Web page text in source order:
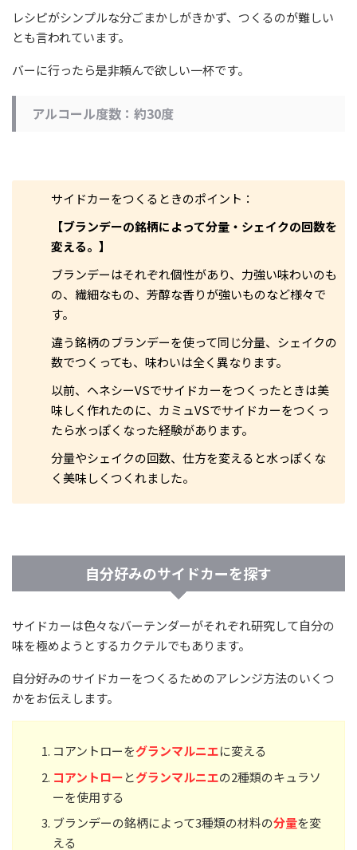
レシピがシンプルな分ごまかしがきかず、つくるのが難しい
とも言われています。
バーに行ったら是非頼んで欲しい一杯です。
アルコール度数：約30度
サイドカーをつくるときのポイント：
【ブランデーの銘柄によって分量・シェイクの回数を
変える。】
ブランデーはそれぞれ個性があり、力強い味わいのも
の、繊細なもの、芳醇な香りが強いものなど様々で
す。
違う銘柄のブランデーを使って同じ分量、シェイクの
数でつくっても、味わいは全く異なります。
以前、ヘネシーVSでサイドカーをつくったときは美
味しく作れたのに、カミュVSでサイドカーをつくっ
たら水っぽくなった経験があります。
分量やシェイクの回数、仕方を変えると水っぽくな
く美味しくつくれました。
自分好みのサイドカーを探す
サイドカーは色々なバーテンダーがそれぞれ研究して自分の
味を極めようとするカクテルでもあります。
自分好みのサイドカーをつくるためのアレンジ方法のいくつ
かをお伝えします。
コアントローをグランマルニエに変える
コアントローとグランマルニエの2種類のキュラソ
ーを使用する
ブランデーの銘柄によって3種類の材料の分量を変
える